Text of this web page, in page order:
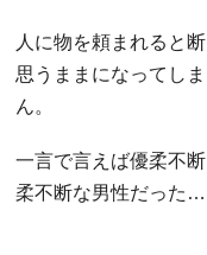
人に物を頼まれると
思うままになってし
ん。
一言で言えば優柔不
柔不断な男性だった…